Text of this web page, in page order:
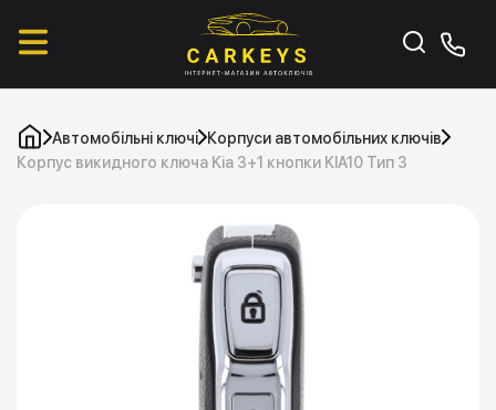
Автомобільні ключі
Корпуси автомобільних ключів
Корпус викидного ключа Kia 3+1 кнопки KIA10 Тип 3